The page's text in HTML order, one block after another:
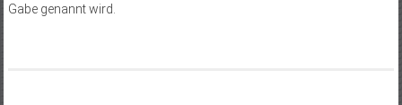
Gabe genannt wird.